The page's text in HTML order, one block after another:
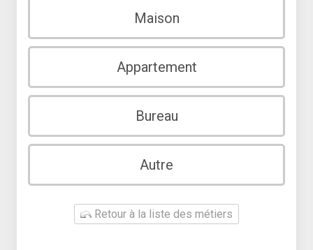
Maison
Appartement
Bureau
Autre
Retour à la liste des métiers